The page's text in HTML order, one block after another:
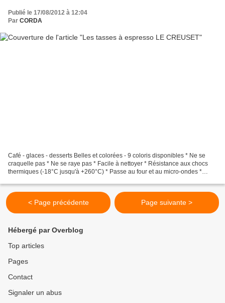
Publié le 17/08/2012 à 12:04
Par CORDA
Café - glaces - desserts Belles et colorées - 9 coloris disponibles * Ne se
craquelle pas * Ne se raye pas * Facile à nettoyer * Résistance aux chocs
thermiques (-18°C jusqu'à +260°C) * Passe au four et au micro-ondes *
< Page précédente Page suivante >
Hébergé par Overblog
Top articles
Pages
Contact
Signaler un abus